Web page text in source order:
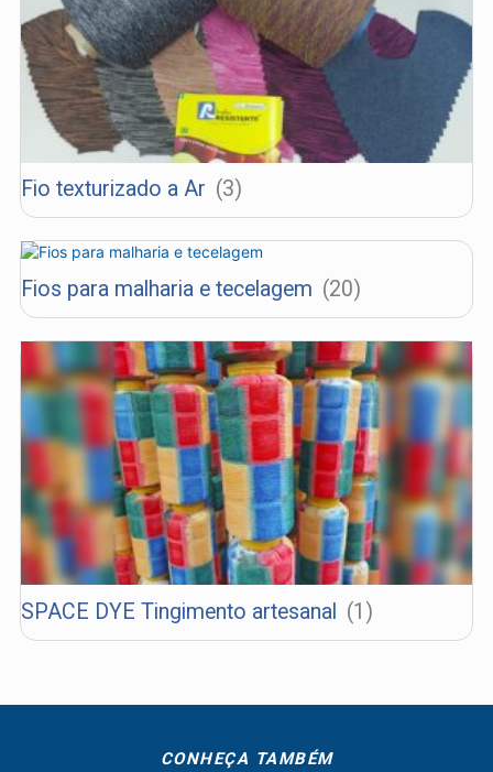
Industria e Comercio de Linhas
Resistente Ltda 55.407.761/0001-54
Fio texturizado a Ar (3)
Fios para malharia e tecelagem (20)
SPACE DYE Tingimento artesanal (1)
CONHEÇA TAMBÉM